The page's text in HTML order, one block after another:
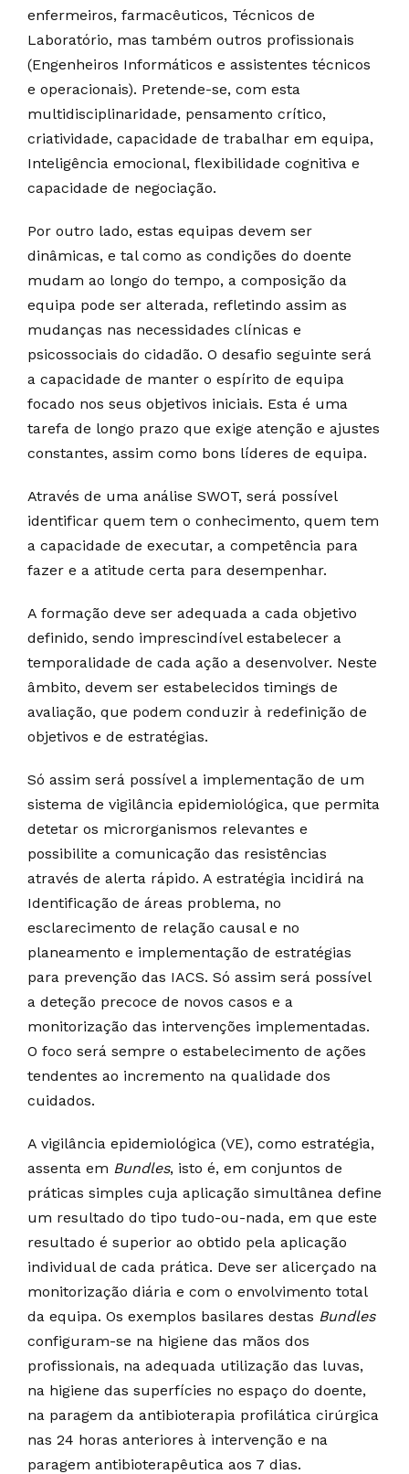
enfermeiros, farmacêuticos, Técnicos de
Laboratório, mas também outros profissionais
(Engenheiros Informáticos e assistentes técnicos
e operacionais). Pretende-se, com esta
multidisciplinaridade, pensamento crítico,
criatividade, capacidade de trabalhar em equipa,
Inteligência emocional, flexibilidade cognitiva e
capacidade de negociação.
Por outro lado, estas equipas devem ser
dinâmicas, e tal como as condições do doente
mudam ao longo do tempo, a composição da
equipa pode ser alterada, refletindo assim as
mudanças nas necessidades clínicas e
psicossociais do cidadão. O desafio seguinte será
a capacidade de manter o espírito de equipa
focado nos seus objetivos iniciais. Esta é uma
tarefa de longo prazo que exige atenção e ajustes
constantes, assim como bons líderes de equipa.
Através de uma análise SWOT, será possível
identificar quem tem o conhecimento, quem tem
a capacidade de executar, a competência para
fazer e a atitude certa para desempenhar.
A formação deve ser adequada a cada objetivo
definido, sendo imprescindível estabelecer a
temporalidade de cada ação a desenvolver. Neste
âmbito, devem ser estabelecidos timings de
avaliação, que podem conduzir à redefinição de
objetivos e de estratégias.
Só assim será possível a implementação de um
sistema de vigilância epidemiológica, que permita
detetar os microrganismos relevantes e
possibilite a comunicação das resistências
através de alerta rápido. A estratégia incidirá na
Identificação de áreas problema, no
esclarecimento de relação causal e no
planeamento e implementação de estratégias
para prevenção das IACS. Só assim será possível
a deteção precoce de novos casos e a
monitorização das intervenções implementadas.
O foco será sempre o estabelecimento de ações
tendentes ao incremento na qualidade dos
cuidados.
A vigilância epidemiológica (VE), como estratégia,
assenta em Bundles, isto é, em conjuntos de
práticas simples cuja aplicação simultânea define
um resultado do tipo tudo-ou-nada, em que este
resultado é superior ao obtido pela aplicação
individual de cada prática. Deve ser alicerçado na
monitorização diária e com o envolvimento total
da equipa. Os exemplos basilares destas Bundles
configuram-se na higiene das mãos dos
profissionais, na adequada utilização das luvas,
na higiene das superfícies no espaço do doente,
na paragem da antibioterapia profilática cirúrgica
nas 24 horas anteriores à intervenção e na
paragem antibioterapêutica aos 7 dias.